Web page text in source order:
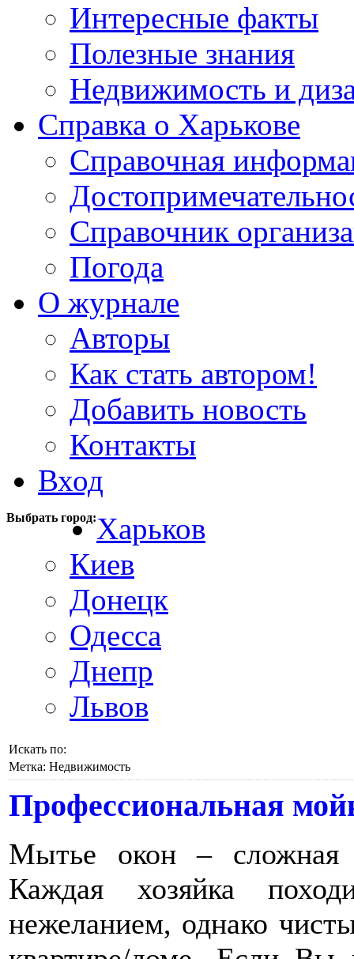
Интересные факты
Полезные знания
Недвижимость и
Справка о Харькове
Справочная
Справочник
Погода
О журнале
Авторы
Как стать автором!
Добавить новость
Контакты
Вход
Выбрать город:Харьков
Киев
Донецк
Одесса
Днепр
Львов
Искать по:
Метка: Недвижимость
Профессиональная
Мытье окон – сложная
Каждая хозяйка
нежеланием, однако